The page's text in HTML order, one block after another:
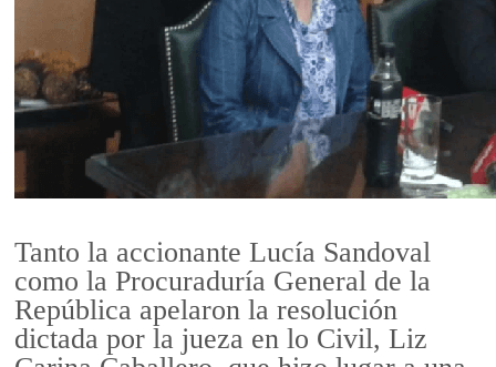
Tanto la accionante Lucía Sandoval
como la Procuraduría General de la
República apelaron la resolución
dictada por la jueza en lo Civil, Liz